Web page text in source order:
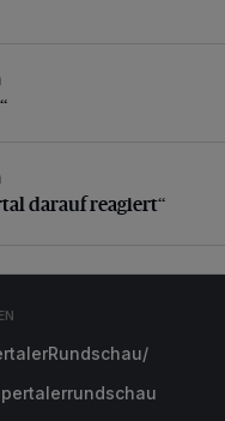
darauf reagiert“
darauf reagiert“